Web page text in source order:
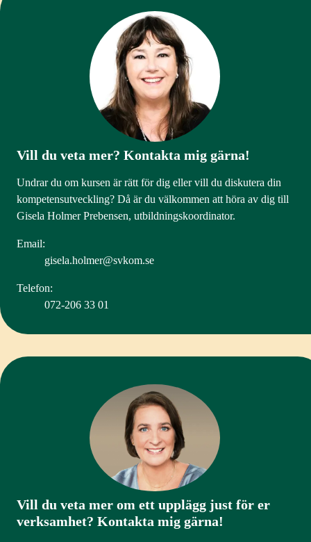
Vill du veta mer? Kontakta mig gärna!
Undrar du om kursen är rätt för dig eller vill du diskutera din
kompetensutveckling? Då är du välkommen att höra av dig till
Gisela Holmer Prebensen, utbildningskoordinator.
Email:
gisela.holmer@svkom.se
Telefon:
072-206 33 01
Vill du veta mer om ett upplägg just för er
verksamhet? Kontakta mig gärna!